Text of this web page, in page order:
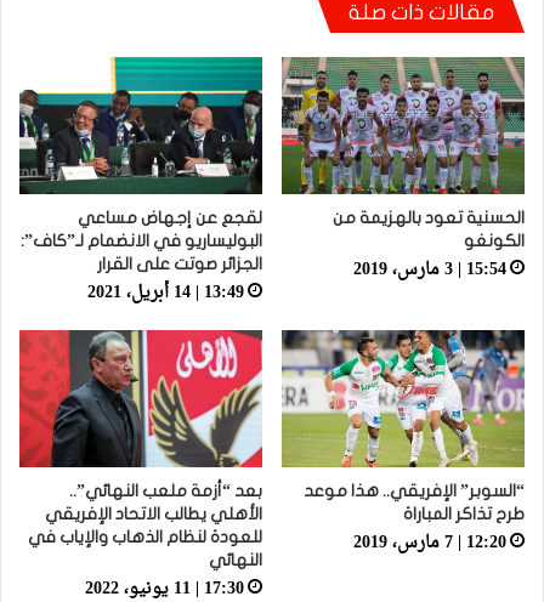
شكري خطوي يشيد بروح لاعبيه القتالية: “ضغطنا
على الوداد ومارجعناش للوراء وماعتمدناش على
المرتدات”
مقالات ذات صلة
الحسنية تعود بالهزيمة من
الكونغو
15:54 | 3 مارس، 2019
لقجع عن إجهاض مساعي
البوليساريو في الانضمام لـ”كاف”:
الجزائر صوتت على القرار
13:49 | 14 أبريل، 2021
“السوبر” الإفريقي.. هذا موعد
طرح تذاكر المباراة
12:20 | 7 مارس، 2019
بعد “أزمة ملعب النهائي”..
الأهلي يطالب الاتحاد الإفريقي
للعودة لنظام الذهاب والإياب في
النهائي
17:30 | 11 يونيو، 2022